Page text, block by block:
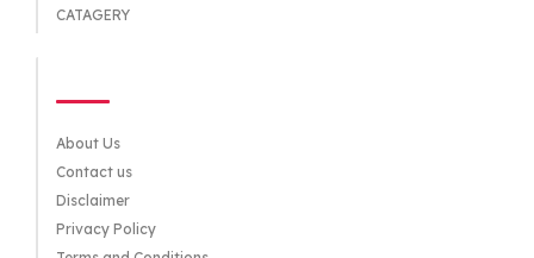
CATAGERY
About Us
Contact us
Disclaimer
Privacy Policy